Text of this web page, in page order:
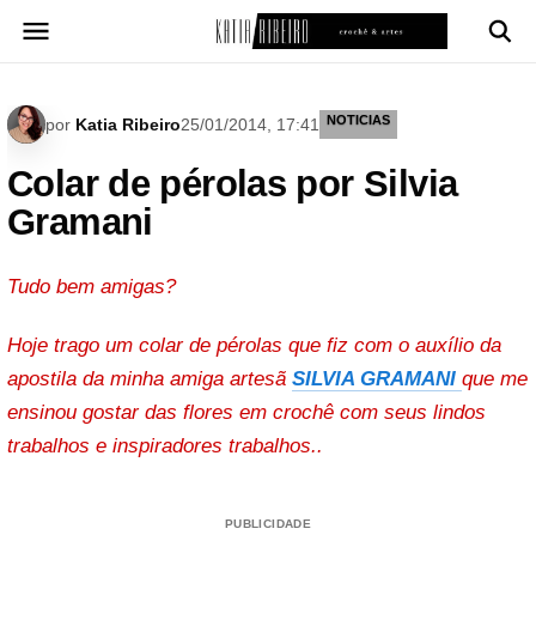
para
por Katia Ribeiro25/01/2014, 17:41 NOTICIAS
Colar de pérolas por Silvia
Gramani
Tudo bem amigas?
Hoje trago um colar de pérolas que fiz com o auxílio da
apostila da minha amiga artesã SILVIA GRAMANI que me
ensinou gostar das flores em crochê com seus lindos
trabalhos e inspiradores trabalhos..
PUBLICIDADE